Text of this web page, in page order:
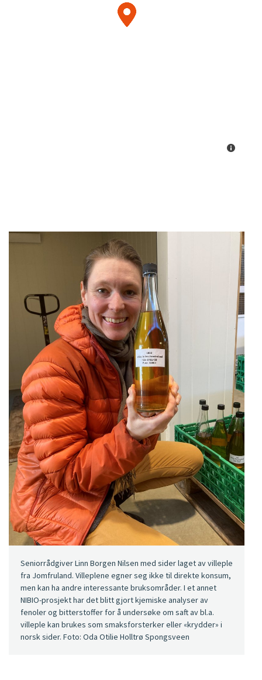
Seniorrådgiver Linn Borgen Nilsen med sider laget av villeple
fra Jomfruland. Villeplene egner seg ikke til direkte konsum,
men kan ha andre interessante bruksområder. I et annet
NIBIO-prosjekt har det blitt gjort kjemiske analyser av
fenoler og bitterstoffer for å undersøke om saft av bl.a.
villeple kan brukes som smaksforsterker eller «krydder» i
norsk sider. Foto: Oda Otilie Holltrø Spongsveen